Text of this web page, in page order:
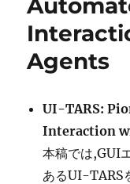
Agents
UI-TARS:
Interaction
本稿では,GUI
あるUI-TARS